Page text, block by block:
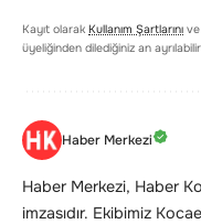
Kayıt olarak Kullanım Şartlarını ve
üyeliğinden dilediğiniz an
Haber Merkezi
Haber Merkezi, Haber
imzasıdır. Ekibimiz